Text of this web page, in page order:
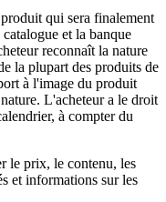
qui sera finalement
et la banque
reconnaît la nature
la plupart des produits de
à l'image du produit
L'acheteur a le droit
à compter du
le prix, le contenu, les
et informations sur les